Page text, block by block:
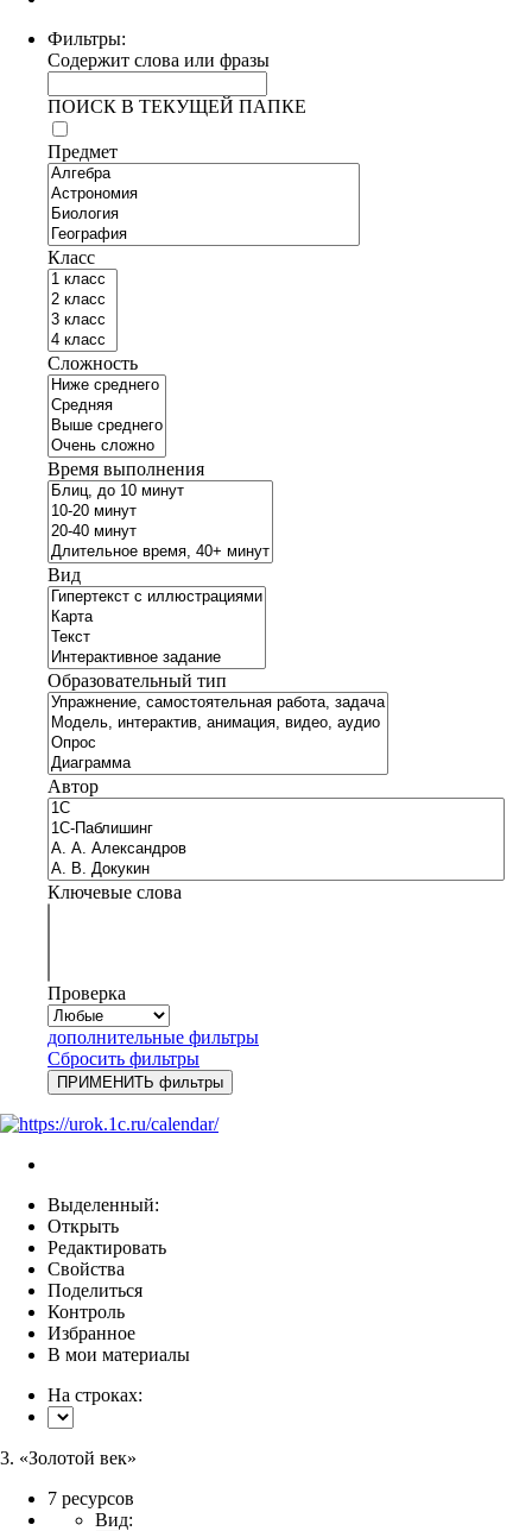
Фильтры:
Содержит слова или фразы
ПОИСК В ТЕКУЩЕЙ ПАПКЕ
Предмет
Класс
Сложность
Время выполнения
Вид
Образовательный тип
Автор
Ключевые слова
Проверка
дополнительные фильтры
Сбросить фильтры
Выделенный:
Открыть
Редактировать
Свойства
Поделиться
Контроль
Избранное
В мои материалы
На строках:
3. «Золотой век»
7 ресурсов
Вид: